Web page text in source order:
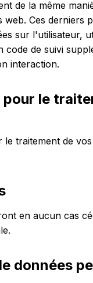
de la même
web. Ces derniers
sur l'utilisateur,
code de suivi
interaction.
le
le traitement de
en aucun cas
données